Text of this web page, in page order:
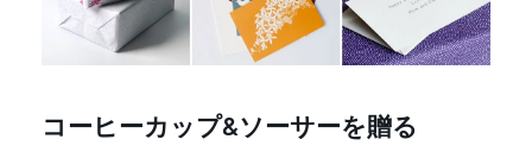
コーヒーカップ&ソーサーを贈る